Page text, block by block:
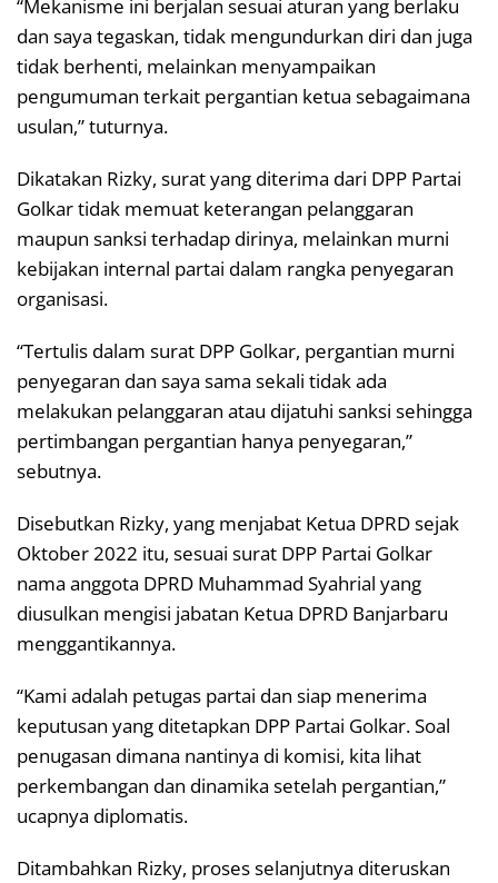
“Mekanisme ini berjalan sesuai aturan yang berlaku
dan saya tegaskan, tidak mengundurkan diri dan juga
tidak berhenti, melainkan menyampaikan
pengumuman terkait pergantian ketua sebagaimana
usulan,” tuturnya.
Dikatakan Rizky, surat yang diterima dari DPP Partai
Golkar tidak memuat keterangan pelanggaran
maupun sanksi terhadap dirinya, melainkan murni
kebijakan internal partai dalam rangka penyegaran
organisasi.
“Tertulis dalam surat DPP Golkar, pergantian murni
penyegaran dan saya sama sekali tidak ada
melakukan pelanggaran atau dijatuhi sanksi sehingga
pertimbangan pergantian hanya penyegaran,”
sebutnya.
Disebutkan Rizky, yang menjabat Ketua DPRD sejak
Oktober 2022 itu, sesuai surat DPP Partai Golkar
nama anggota DPRD Muhammad Syahrial yang
diusulkan mengisi jabatan Ketua DPRD Banjarbaru
menggantikannya.
“Kami adalah petugas partai dan siap menerima
keputusan yang ditetapkan DPP Partai Golkar. Soal
penugasan dimana nantinya di komisi, kita lihat
perkembangan dan dinamika setelah pergantian,”
ucapnya diplomatis.
Ditambahkan Rizky, proses selanjutnya diteruskan